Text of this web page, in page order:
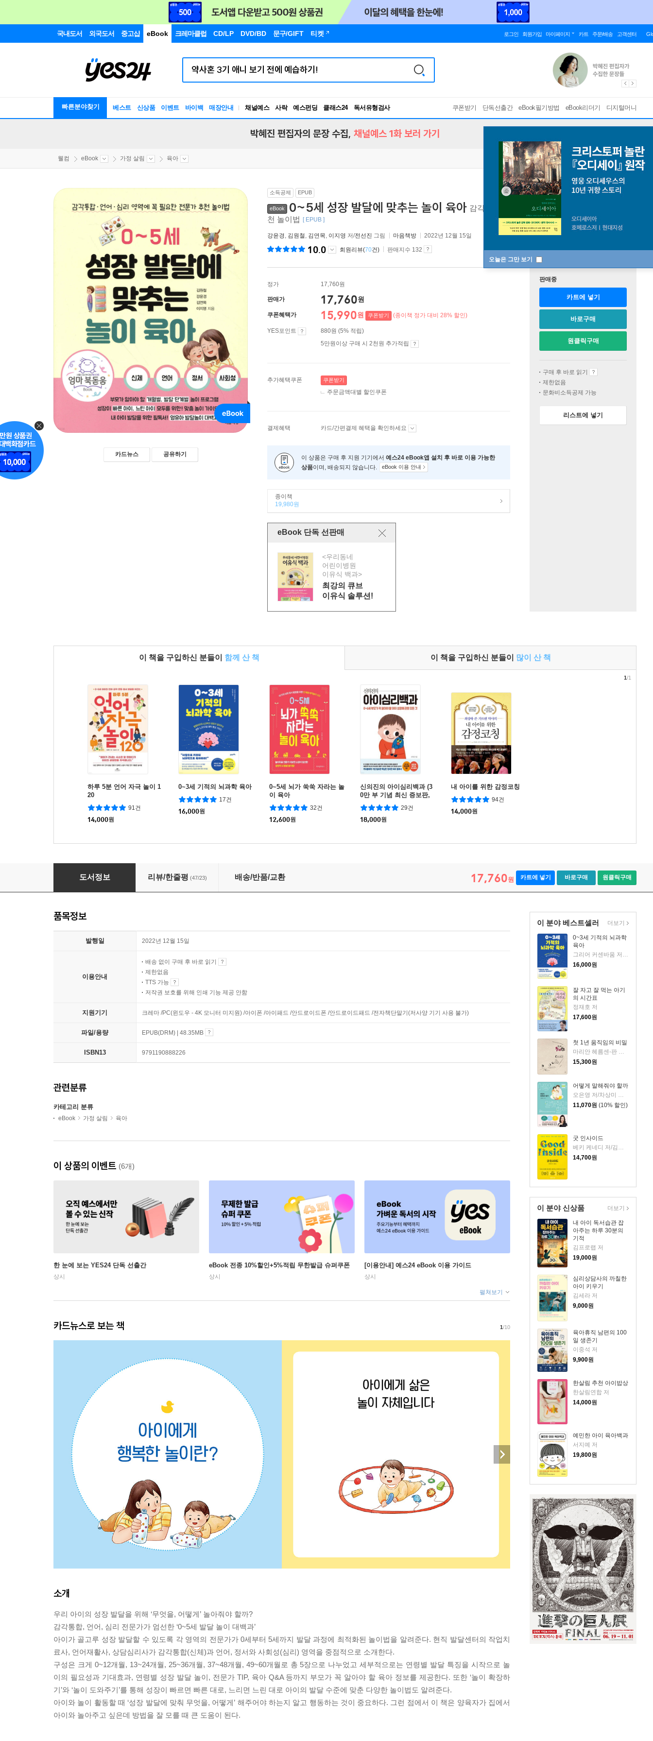
국내도서 외국도서 중고샵 eBook 크레마클럽 CD/LP DVD/BD 문구/GIFT 티켓 로그인 회원가입 마이페이지 카트 주문/배송 고객센터
빠른분야찾기 베스트 신상품 이벤트 바이백 매장안내 채널예스 사락 예스펀딩 클래스24
독서유형검사
RBTI Lab
쿠폰받기 단독선출간 eBook필기방법 eBook리더기 디지털머니
오늘은 그만 보기
박혜진 편집자의 문장 수집, 채널예스 1화 보러 가기
웰컴 eBook 가정 살림 육아
카드뉴스 공유하기
소득공제 EPUB
eBook 0~5세 성장 발달에 맞추는 놀이 육아 감각통합·언어·심리 영역에 꼭 필요한 전문가 추
천 놀이법
[ EPUB ]
강윤경, 김원철 , 김연목, 이지영 저/전선진 그림 마음책방 2022년 12월 15일
10.0 회원리뷰(70건) 판매지수 132
정가 17,760원
판매가 17,760원
쿠폰혜택가 15,990원 쿠폰받기 (종이책 정가 대비 28% 할인)
YES포인트
880원 (5% 적립)
5만원이상 구매 시 2천원 추가적립
추가혜택쿠폰 쿠폰받기
주문금액대별 할인쿠폰
결제혜택 카드/간편결제 혜택을 확인하세요
이 상품은 구매 후 지원 기기에서 예스24 eBook앱 설치 후 바로 이용 가능한
상품이며, 배송되지 않습니다. eBook 이용 안내
종이책
19,980원
eBook 단독 선판매
<우리동네
어린이병원
이유식 백과>
최강의 큐브
이유식 솔루션!
판매중
카트에 넣기
바로구매
원클릭구매
구매 후 바로 읽기
제한없음
문화비소득공제 가능
리스트에 넣기
이 책을 구입하신 분들이 함께 산 책 이 책을 구입하신 분들이 많이 산 책
하루 5분 언어 자극 놀이 1
20
91건
14,000원
0~3세 기적의 뇌과학 육아
17건
16,000원
0~5세 뇌가 쑥쑥 자라는 놀
이 육아
32건
12,600원
신의진의 아이심리백과 (3
0만 부 기념 최신 증보판,
합본)
29건
18,000원
내 아이를 위한 감정코칭
94건
14,000원
1/1
0~5세 성장 발달에 맞추는 놀이 육아
도서정보 리뷰/한줄평 (47/23) 배송/반품/교환 17,760원 카트에 넣기 바로구매 원클릭구매
이 분야 베스트셀러
0~3세 기적의 뇌과학
육아
그리어 커센바움 저/이은정 역
16,000원
잘 자고 잘 먹는 아기
의 시간표
정재호 저
17,600원
첫 1년 움직임의 비밀
마리안 헤름센-판 완로이 저
15,300원
어떻게 말해줘야 할까
오은영 저/차상미 그림
11,070원 (10% 할인)
굿 인사이드
베키 케네디 저/김영정 역
14,700원
더보기
이 분야 신상품
내 아이 독서습관 잡
아주는 하루 30분의
기적
김프로랩 저
19,000원
심리상담사의 까칠한
아이 키우기
김세라 저
9,000원
육아휴직 남편의 100
일 생존기
이중석 저
9,900원
한살림 추천 아이밥상
한살림연합 저
14,000원
예민한 아이 육아백과
서지예 저
19,800원
더보기
품목정보
발행일 2022년 12월 15일
이용안내
배송 없이 구매 후 바로 읽기
제한없음
TTS 가능
저작권 보호를 위해 인쇄 기능 제공 안함
지원기기 크레마 /PC(윈도우 - 4K 모니터 미지원) /아이폰 /아이패드 /안드로이드폰 /안드로이드패드 /전자책단말기(저사양 기기 사용 불가)
파일/용량 EPUB(DRM) | 48.35MB
ISBN13 9791190888226
관련분류
카테고리 분류
eBook 가정 살림 육아
이 상품의 이벤트 (6개)
한 눈에 보는 YES24 단독 선출간
상시
eBook 전종 10%할인+5%적립 무한발급 슈퍼쿠폰
상시
[이용안내] 예스24 eBook 이용 가이드
상시
펼쳐보기
카드뉴스로 보는 책 1/10
소개
우리 아이의 성장 발달을 위해 ‘무엇을, 어떻게’ 놀아줘야 할까?
감각통합, 언어, 심리 전문가가 엄선한 ‘0~5세 발달 놀이 대백과’
아이가 골고루 성장 발달할 수 있도록 각 영역의 전문가가 0세부터 5세까지 발달 과정에 최적화된 놀이법을 알려준다. 현직 발달센터의 작업치
료사, 언어재활사, 상담심리사가 감각통합(신체)과 언어, 정서와 사회성(심리) 영역을 중점적으로 소개한다.
구성은 크게 0~12개월, 13~24개월, 25~36개월, 37~48개월, 49~60개월로 총 5장으로 나누었고 세부적으로는 연령별 발달 특징을 시작으로 놀
이의 필요성과 기대효과, 연령별 성장 발달 놀이, 전문가 TIP, 육아 Q&A 등까지 부모가 꼭 알아야 할 육아 정보를 제공한다. 또한 ‘놀이 확장하
기’와 ‘놀이 도와주기’를 통해 성장이 빠르면 빠른 대로, 느리면 느린 대로 아이의 발달 수준에 맞춘 다양한 놀이법도 알려준다.
아이와 놀이 활동할 때 ‘성장 발달에 맞춰 무엇을, 어떻게’ 해주어야 하는지 알고 행동하는 것이 중요하다. 그런 점에서 이 책은 양육자가 집에서
아이와 놀아주고 싶은데 방법을 잘 모를 때 큰 도움이 된다.